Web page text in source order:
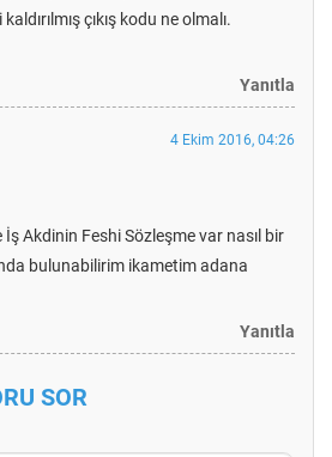
çıkış kodu ne olmalı.
Yanıtla
4 Ekim 2016, 04:26
İş Akdinin Feshi Sözleşme var nasıl bir
bulunabilirim ikametim adana
Yanıtla
SOR